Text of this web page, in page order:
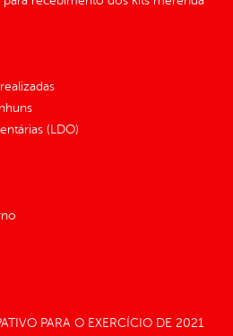
(LDO)
PARA O EXERCÍCIO DE 2021